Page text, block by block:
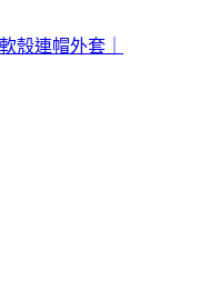
殼連帽外套｜